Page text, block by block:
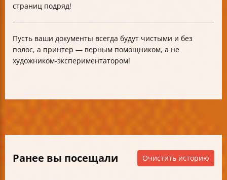
страниц подряд!
Пусть ваши документы всегда будут чистыми и без
полос, а принтер — верным помощником, а не
художником-экспериментатором!
Ранее вы посещали Очистить историю